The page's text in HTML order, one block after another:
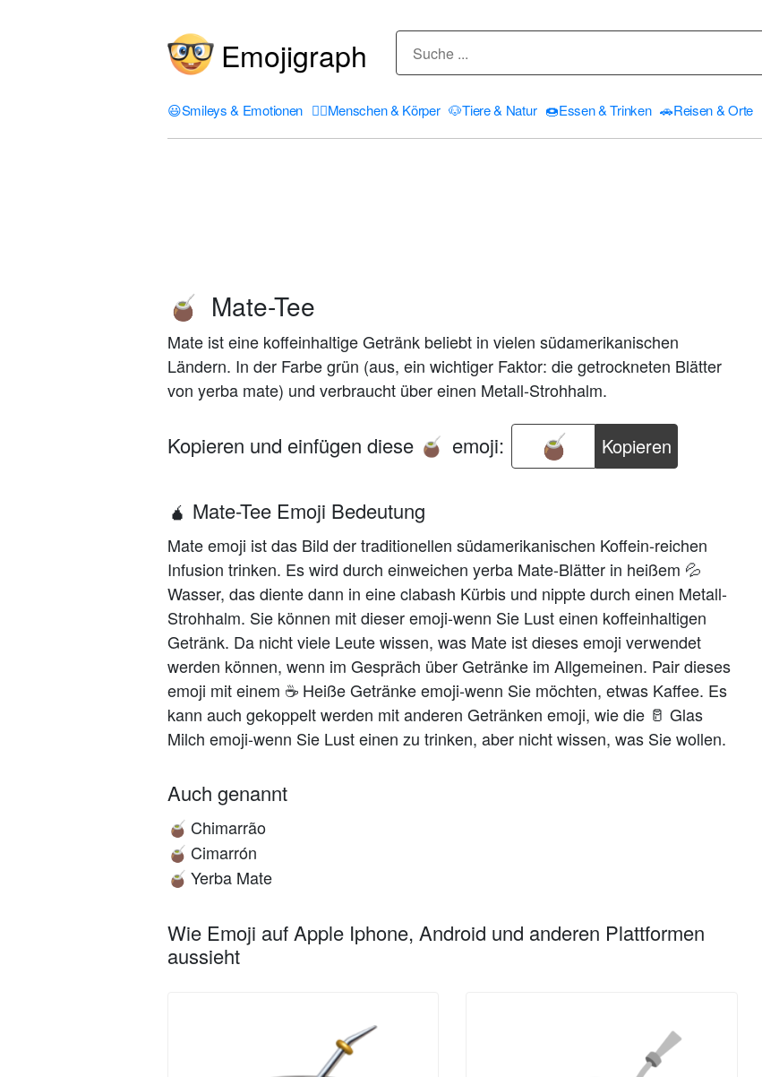
Emojigraph
😃Smileys & Emotionen 🤦‍♀️Menschen & Körper 🐶Tiere & Natur 🍩Essen & Trinken 🚗Reisen & Orte
🧉 Mate-Tee
Mate ist eine koffeinhaltige Getränk beliebt in vielen südamerikanischen
Ländern. In der Farbe grün (aus, ein wichtiger Faktor: die getrockneten Blätter
von yerba mate) und verbraucht über einen Metall-Strohhalm.
Kopieren und einfügen diese 🧉 emoji: Kopieren
🧉 Mate-Tee Emoji Bedeutung
Mate emoji ist das Bild der traditionellen südamerikanischen Koffein-reichen
Infusion trinken. Es wird durch einweichen yerba Mate-Blätter in heißem 💦
Wasser, das diente dann in eine clabash Kürbis und nippte durch einen Metall-
Strohhalm. Sie können mit dieser emoji-wenn Sie Lust einen koffeinhaltigen
Getränk. Da nicht viele Leute wissen, was Mate ist dieses emoji verwendet
werden können, wenn im Gespräch über Getränke im Allgemeinen. Pair dieses
emoji mit einem ☕ Heiße Getränke emoji-wenn Sie möchten, etwas Kaffee. Es
kann auch gekoppelt werden mit anderen Getränken emoji, wie die 🥛 Glas
Milch emoji-wenn Sie Lust einen zu trinken, aber nicht wissen, was Sie wollen.
Auch genannt
🧉 Chimarrão
🧉 Cimarrón
🧉 Yerba Mate
Wie Emoji auf Apple Iphone, Android und anderen Plattformen
aussieht